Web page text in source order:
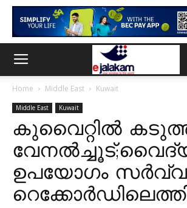
Home Middle East Kuwait
Middle East Kuwait
കുവെെറ്റിൽ
ഉപയോഗം